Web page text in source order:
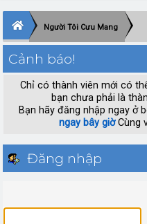
Người Tôi Cưu Mang
Cảnh báo!
Chỉ có thành viên mới có
bạn chưa phải là
Bạn hãy đăng nhập ngay ở
ngay bây giờCùng
Đăng nhập